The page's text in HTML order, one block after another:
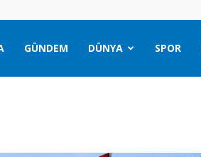
GÜNDEM DÜNYA SPOR